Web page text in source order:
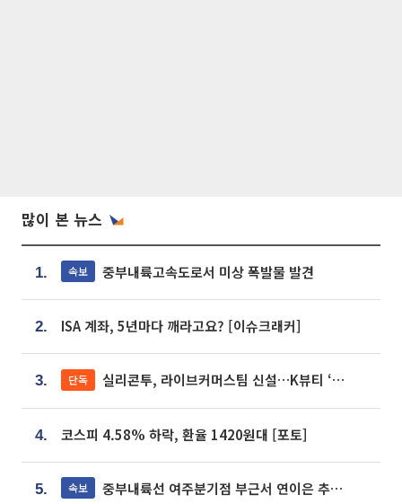
많이 본 뉴스
1. 속보 중부내륙고속도로서 미상 폭발물 발견
2. ISA 계좌, 5년마다 깨라고요? [이슈크래커]
3. 단독 실리콘투, 라이브커머스팀 신설…K뷰티 ‘글로벌 판매망’ 확대[K뷰티 라방戰]
4. 코스피 4.58% 하락, 환율 1420원대 [포토]
5. 속보 중부내륙선 여주분기점 부근서 연이은 추돌사고 발생